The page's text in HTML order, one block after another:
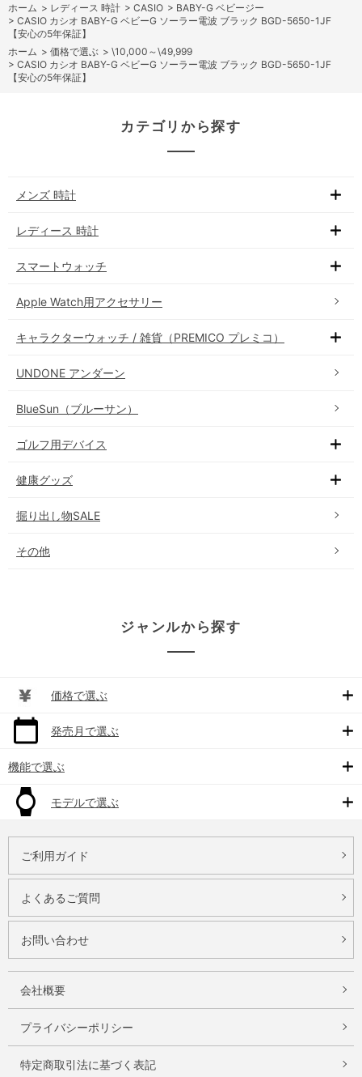
ホーム > レディース 時計 > CASIO > BABY-G ベビージー
> CASIO カシオ BABY-G ベビーG ソーラー電波 ブラック BGD-5650-1JF
【安心の5年保証】
ホーム > 価格で選ぶ > \10,000～\49,999
> CASIO カシオ BABY-G ベビーG ソーラー電波 ブラック BGD-5650-1JF
【安心の5年保証】
カテゴリから探す
メンズ 時計
レディース 時計
スマートウォッチ
Apple Watch用アクセサリー
キャラクターウォッチ / 雑貨（PREMICO プレミコ）
UNDONE アンダーン
BlueSun（ブルーサン）
ゴルフ用デバイス
健康グッズ
掘り出し物SALE
その他
ジャンルから探す
価格で選ぶ
発売月で選ぶ
機能で選ぶ
モデルで選ぶ
ご利用ガイド
よくあるご質問
お問い合わせ
会社概要
プライバシーポリシー
特定商取引法に基づく表記